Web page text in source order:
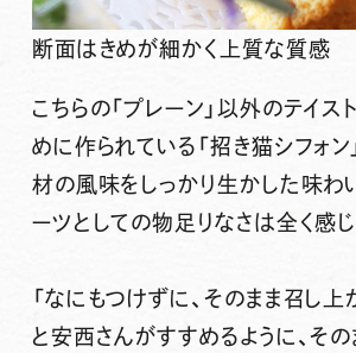
断面はきめが細かく上質な質感
こちらの「プレーン」以外のテイスト
めに作られている「招き猫シフォン
材の風味をしっかり生かした味わ
ーツとしての物足りなさは全く感じ
「なにもつけずに、そのまま召し上
と安西さんがすすめるように、そ